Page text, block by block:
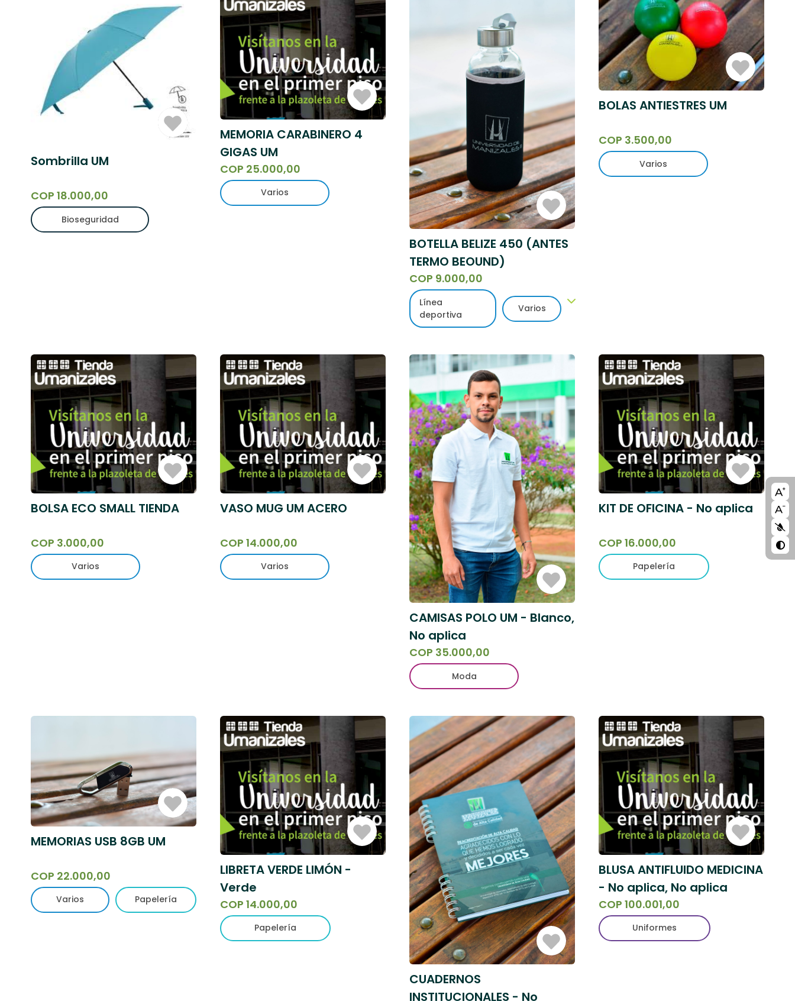
Iniciar
Sesión
Sombrilla UM
COP 18.000,00
Bioseguridad
Iniciar
Sesión
MEMORIA CARABINERO 4
GIGAS UM
COP 25.000,00
Varios
Iniciar
Sesión
BOTELLA BELIZE 450 (ANTES
TERMO BEOUND)
COP 9.000,00
Línea
deportiva
Varios
Iniciar
Sesión
BOLAS ANTIESTRES UM
COP 3.500,00
Varios
Iniciar
Sesión
BOLSA ECO SMALL TIENDA
COP 3.000,00
Varios
Iniciar
Sesión
VASO MUG UM ACERO
COP 14.000,00
Varios
Iniciar
Sesión
CAMISAS POLO UM - Blanco,
No aplica
COP 35.000,00
Moda
Iniciar
Sesión
KIT DE OFICINA - No aplica
COP 16.000,00
Papelería
Iniciar
Sesión
MEMORIAS USB 8GB UM
COP 22.000,00
Varios Papelería
Iniciar
Sesión
LIBRETA VERDE LIMÓN -
Verde
COP 14.000,00
Papelería
Iniciar
Sesión
CUADERNOS
INSTITUCIONALES - No
Iniciar
Sesión
BLUSA ANTIFLUIDO MEDICINA
- No aplica, No aplica
COP 100.001,00
Uniformes